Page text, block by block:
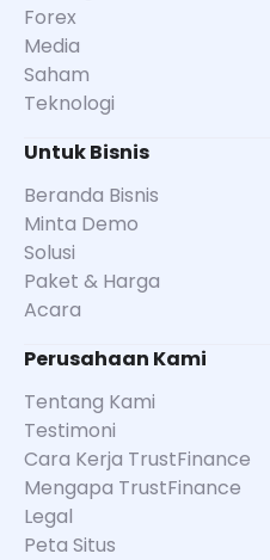
Forex
Media
Saham
Teknologi
Untuk Bisnis
Beranda Bisnis
Minta Demo
Solusi
Paket & Harga
Acara
Perusahaan Kami
Tentang Kami
Testimoni
Cara Kerja TrustFinance
Mengapa TrustFinance
Legal
Peta Situs